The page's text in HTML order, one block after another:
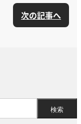
次の記事へ